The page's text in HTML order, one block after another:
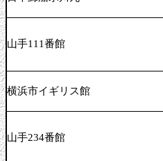
山手111番館
横浜市イギリス館
山手234番館